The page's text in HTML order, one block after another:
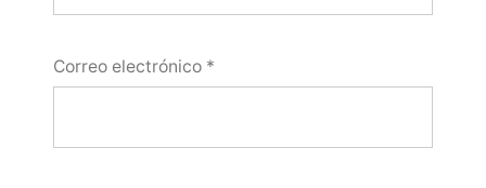
Correo electrónico *